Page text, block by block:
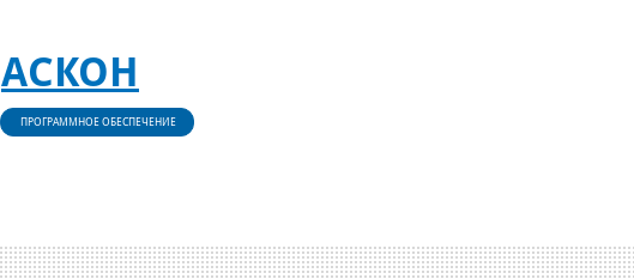
АСКОН
ПРОГРАММНОЕ ОБЕСПЕЧЕНИЕ